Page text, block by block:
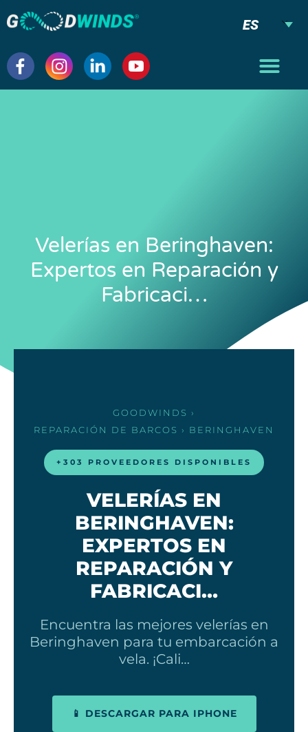
ES
Velerías en Beringhaven:
Expertos en Reparación y
Fabricaci…
GOODWINDS ›
REPARACIÓN DE BARCOS › BERINGHAVEN
+303 PROVEEDORES DISPONIBLES
VELERÍAS EN
BERINGHAVEN:
EXPERTOS EN
REPARACIÓN Y
FABRICACI…
Encuentra las mejores velerías en
Beringhaven para tu embarcación a
vela. ¡Cali…
📱 DESCARGAR PARA IPHONE